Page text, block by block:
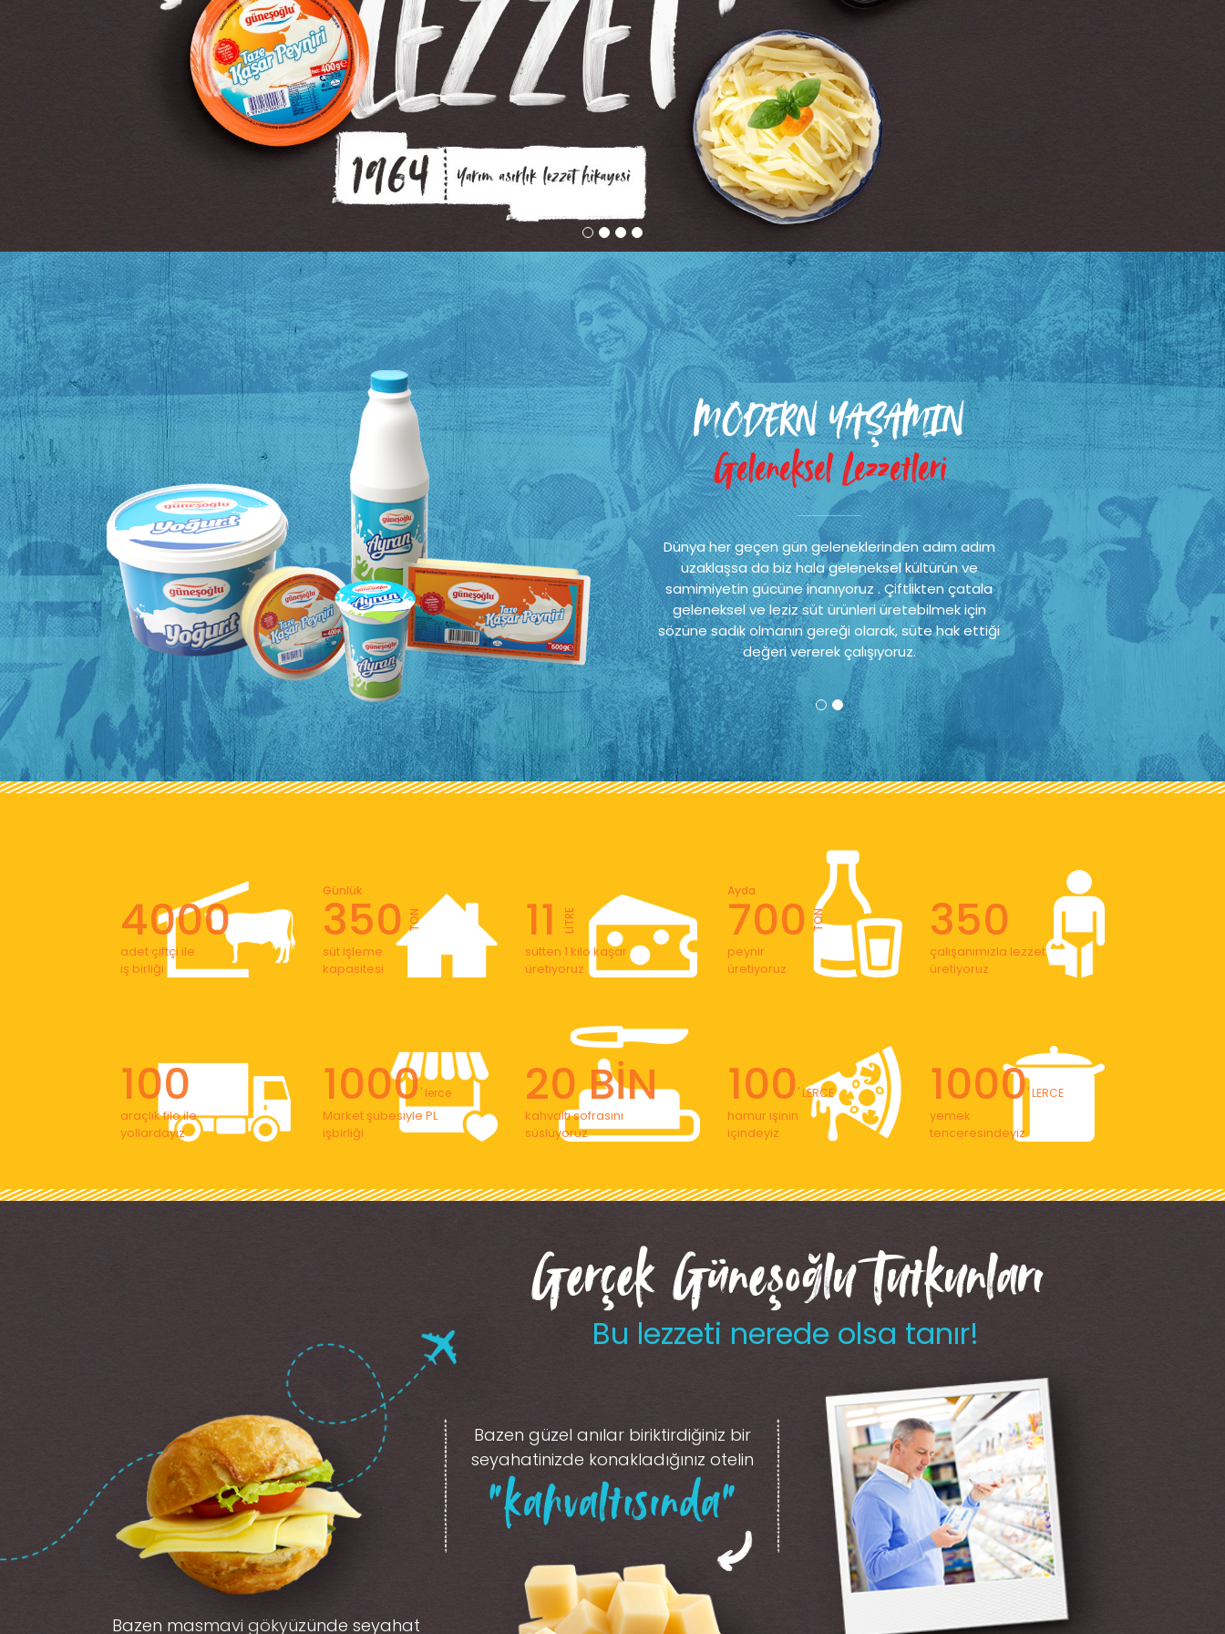
MODERN YAŞAMIN
Geleneksel Lezzetleri
Dünya her geçen gün geleneklerinden adım adım
uzaklaşsa da biz hala geleneksel kültürün ve
samimiyetin gücüne inanıyoruz . Çiftlikten çatala
geleneksel ve leziz süt ürünleri üretebilmek için
sözüne sadık olmanın gereği olarak, süte hak ettiği
değeri vererek çalışıyoruz.
4000
adet çiftçi ile
iş birliği
350
Günlük
TON
süt işleme
kapasitesi
11 LİTRE
sütten 1 kilo kaşar
üretiyoruz
700
Ayda
TON
peynir
üretiyoruz
350
çalışanımızla lezzet
üretiyoruz
100
araçlık filo ile
yollardayız
1000' lerce
Market şubesiyle PL
işbirliği
20 BİN
kahvaltı sofrasını
süslüyoruz
100' LERCE
hamur işinin
içindeyiz
1000' LERCE
yemek
tenceresindeyiz
Gerçek Güneşoğlu Tutkunları
Bu lezzeti nerede olsa tanır!
Bazen masmavi gökyüzünde seyahat
Bazen güzel anılar biriktirdiğiniz bir
seyahatinizde konakladığınız otelin
“kahvaltısında”